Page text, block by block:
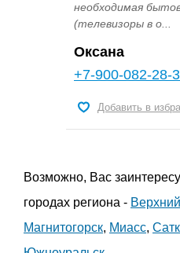
необходимая
(телевизоры в о...
Оксана
+7-900-082-28-
Добавить в
Возможно, Вас
городах региона -
Магнитогорск, Миасс,